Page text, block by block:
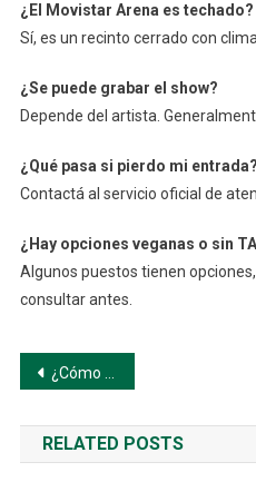
¿El Movistar Arena es techado?
Sí, es un recinto cerrado con
¿Se puede grabar el show?
Depende del artista.
¿Qué pasa si pierdo mi entrada?
Contactá al servicio oficial de
¿Hay opciones veganas o sin
Algunos puestos tienen
consultar antes.
Navegación
de
entradas
¿Cómo comprar entradas para el Movistar Arena? Paso a paso
RELATED POSTS